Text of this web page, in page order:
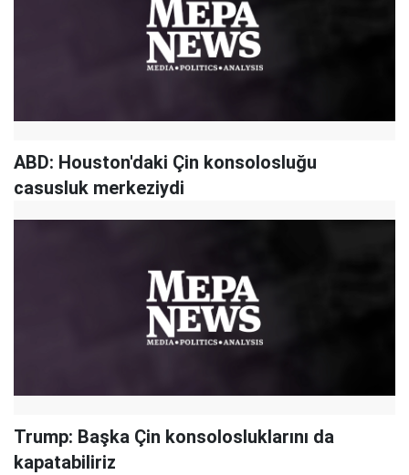
ABD: Houston'daki Çin konsolosluğu
casusluk merkeziydi
Trump: Başka Çin konsolosluklarını da
kapatabiliriz